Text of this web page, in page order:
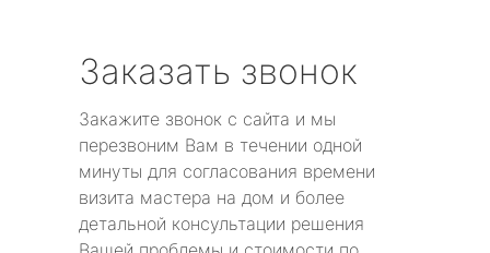
Заказать звонок
Закажите звонок с сайта и мы
перезвоним Вам в течении одной
минуты для согласования времени
визита мастера на дом и более
детальной консультации решения